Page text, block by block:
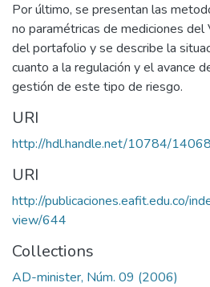
Por último, se presentan las
no paramétricas de mediciones del
del portafolio y se describe la
cuanto a la regulación y el avance
gestión de este tipo de riesgo.
URI
http://hdl.handle.net/10784/14068
URI
http://publicaciones.eafit.edu.co/
view/644
Collections
AD-minister, Núm. 09 (2006)